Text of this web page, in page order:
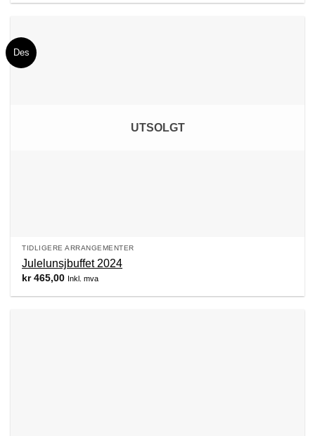
Des
UTSOLGT
TIDLIGERE ARRANGEMENTER
Julelunsjbuffet 2024
kr465,00 Inkl. mva